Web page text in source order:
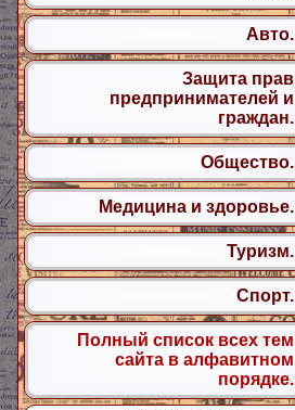
Авто.
Защита прав
предпринимателей и
граждан.
Общество.
Медицина и здоровье.
Туризм.
Спорт.
Полный список всех тем
сайта в алфавитном
порядке.